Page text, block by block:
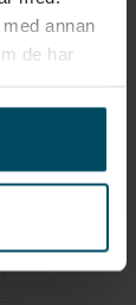
annan
de har
Elbil